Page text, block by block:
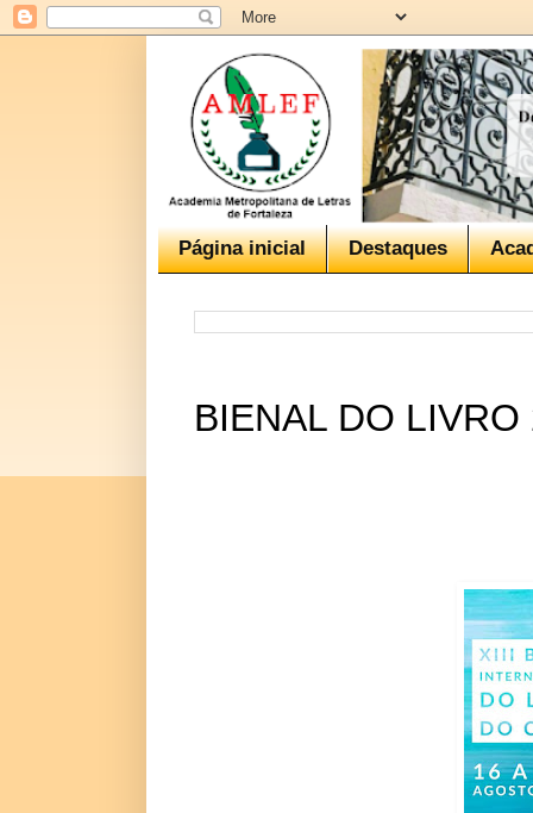
Página inicial Destaques
BIENAL DO LIVRO